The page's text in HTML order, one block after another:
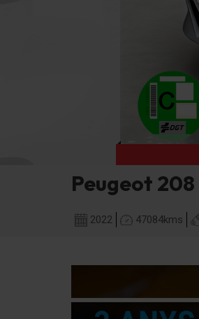
Peugeot 208
2022 47084kms